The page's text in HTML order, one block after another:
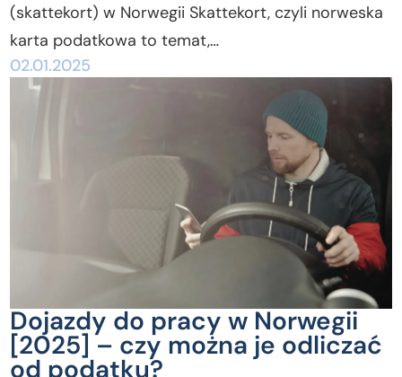
(skattekort) w Norwegii Skattekort, czyli norweska
karta podatkowa to temat,…
02.01.2025
Dojazdy do pracy w Norwegii
[2025] – czy można je odliczać
od podatku?